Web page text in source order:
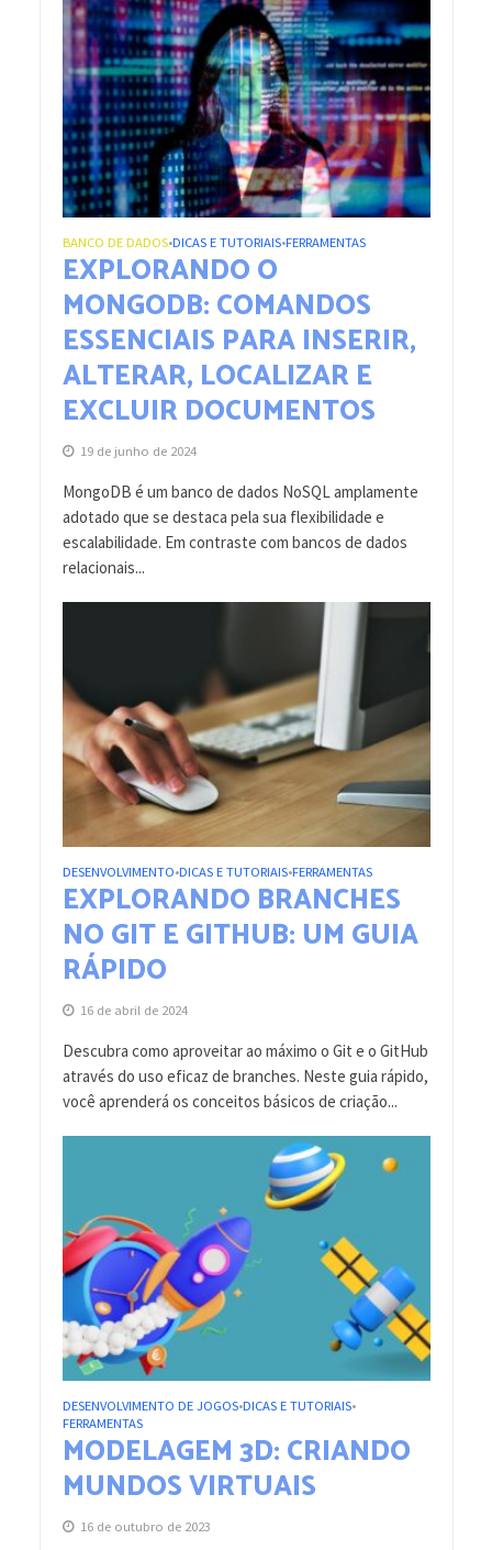
BANCO DE DADOS•DICAS E TUTORIAIS•FERRAMENTAS
EXPLORANDO O
MONGODB: COMANDOS
ESSENCIAIS PARA INSERIR,
ALTERAR, LOCALIZAR E
EXCLUIR DOCUMENTOS
19 de junho de 2024
MongoDB é um banco de dados NoSQL amplamente
adotado que se destaca pela sua flexibilidade e
escalabilidade. Em contraste com bancos de dados
relacionais...
DESENVOLVIMENTO•DICAS E TUTORIAIS•FERRAMENTAS
EXPLORANDO BRANCHES
NO GIT E GITHUB: UM GUIA
RÁPIDO
16 de abril de 2024
Descubra como aproveitar ao máximo o Git e o GitHub
através do uso eficaz de branches. Neste guia rápido,
você aprenderá os conceitos básicos de criação...
DESENVOLVIMENTO DE JOGOS•DICAS E TUTORIAIS•
FERRAMENTAS
MODELAGEM 3D: CRIANDO
MUNDOS VIRTUAIS
16 de outubro de 2023